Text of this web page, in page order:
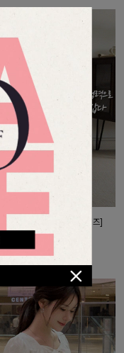
와이드슬랙스[FREE,L사이즈]
영역